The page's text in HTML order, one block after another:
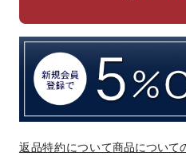
返品特約について商品について